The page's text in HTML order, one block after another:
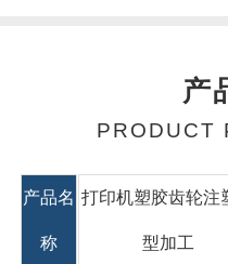
产
PRODUCT
产品名
称
打印机塑胶齿轮注
型加工